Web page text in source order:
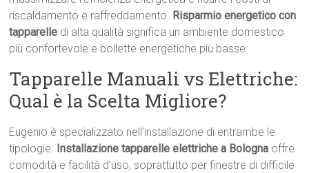
riscaldamento e raffreddamento. Risparmio energetico con
tapparelle di alta qualità significa un ambiente domestico
più confortevole e bollette energetiche più basse.
Tapparelle Manuali vs Elettriche:
Qual è la Scelta Migliore?
Eugenio è specializzato nell’installazione di entrambe le
tipologie. Installazione tapparelle elettriche a Bologna offre
comodità e facilità d’uso, soprattutto per finestre di difficile